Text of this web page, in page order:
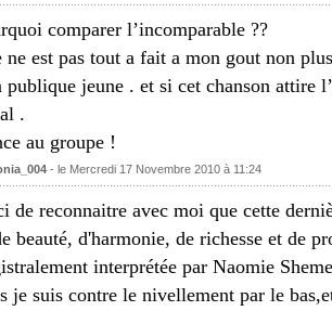
comparer l’incomparable ??
est pas tout a fait a mon gout non
jeune . et si cet chanson attire
.
au groupe !
- le Mercredi 17 Novembre 2010 à 11:24
de reconnaitre avec moi que cette
beauté, d'harmonie, de richesse et de
interprétée par Naomie
je suis contre le nivellement par le